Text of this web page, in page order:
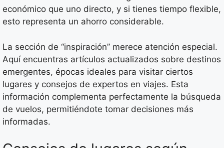
económico que uno directo, y si tienes tiempo flexible,
esto representa un ahorro considerable.
La sección de “inspiración” merece atención especial.
Aquí encuentras artículos actualizados sobre destinos
emergentes, épocas ideales para visitar ciertos
lugares y consejos de expertos en viajes. Esta
información complementa perfectamente la búsqueda
de vuelos, permitiéndote tomar decisiones más
informadas.